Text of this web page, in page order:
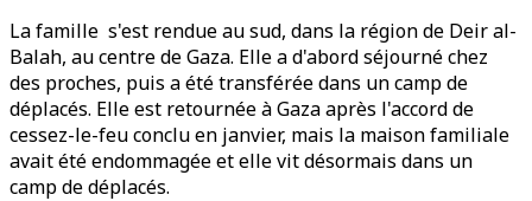
La famille s'est rendue au sud, dans la région de Deir al-
Balah, au centre de Gaza. Elle a d'abord séjourné chez
des proches, puis a été transférée dans un camp de
déplacés. Elle est retournée à Gaza après l'accord de
cessez-le-feu conclu en janvier, mais la maison familiale
avait été endommagée et elle vit désormais dans un
camp de déplacés.